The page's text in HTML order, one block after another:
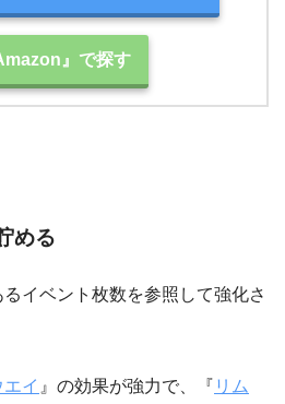
』で探す
める
イベント枚数を参照して強化さ
エイ 』の効果が強力で、『 リム